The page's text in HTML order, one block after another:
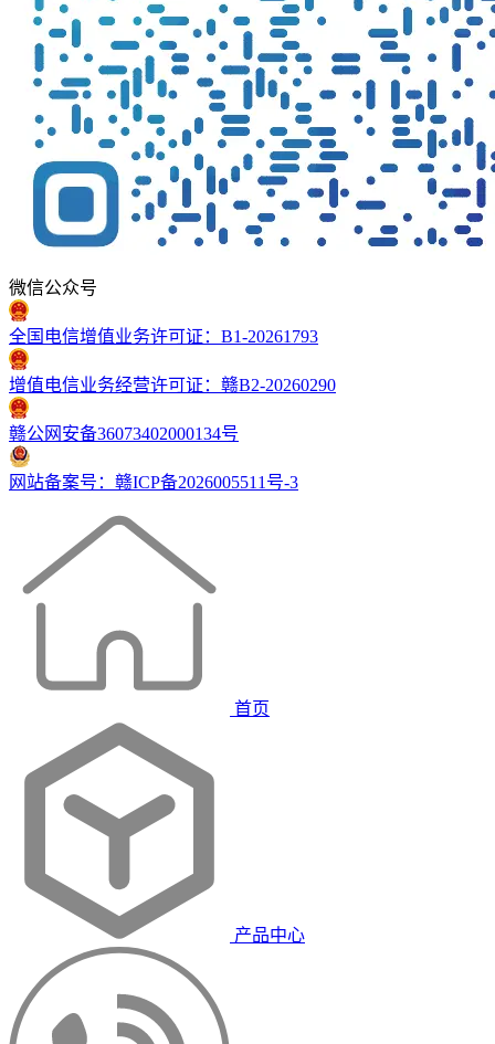
微信公众号
全国电信增值业务许可证：B1-20261793
增值电信业务经营许可证：赣B2-20260290
赣公网安备36073402000134号
网站备案号：赣ICP备2026005511号-3
首页
产品中心